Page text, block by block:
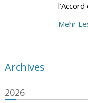
Mehr
Archives
2026